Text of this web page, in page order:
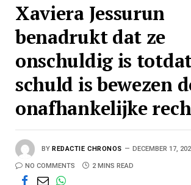
Xaviera Jessurun
benadrukt dat ze
onschuldig is
schuld is bewezen
onafhankelijke
BY REDACTIE CHRONOS DECEMBER 17,
NO COMMENTS 2 MINS READ